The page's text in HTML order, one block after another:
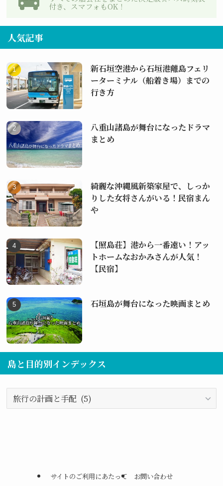
付き、スマフォもOK！
人気記事
新石垣空港から石垣港離島フェリ
ーターミナル（船着き場）までの
行き方
八重山諸島が舞台になったドラマ
まとめ
綺麗な沖縄風新築家屋で、しっか
りした女将さんがいる！民宿まん
や
【照島荘】港から一番遠い！アッ
トホームなおかみさんが人気！
【民宿】
石垣島が舞台になった映画まとめ
島と目的別インデックス
島
と
サイトのご利用にあたって お問い合わせ